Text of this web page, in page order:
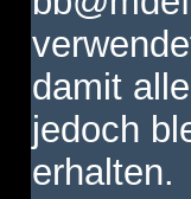
damit
jedoch
erhalten.